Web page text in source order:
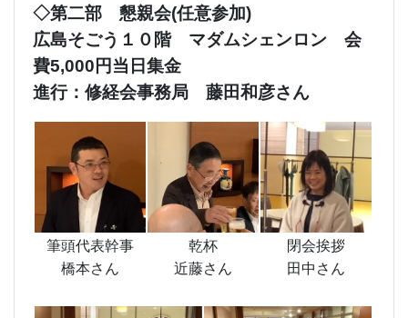
◇第二部 懇親会(任意参加)
広島そごう１０階 マダムシェンロン 会
費5,000円当日集金
進行：修経会事務局 藤田和彦さん
筆頭代表幹事
橋本さん
乾杯
近藤さん
閉会挨拶
田中さん